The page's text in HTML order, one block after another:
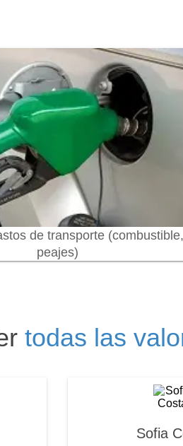
de transporte (combustible,
peajes)
todas las
Sofia